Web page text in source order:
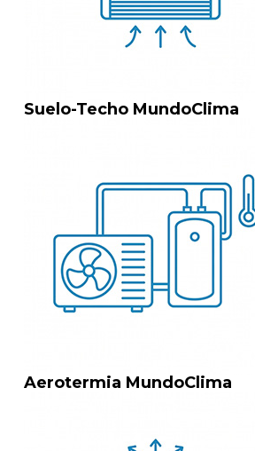
Suelo-Techo MundoClima
Aerotermia MundoClima